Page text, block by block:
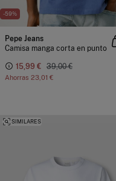
-59%
Pepe Jeans
Camisa manga corta en punto
15,99 € 39,00 €
Ahorras 23,01 €
SIMILARES